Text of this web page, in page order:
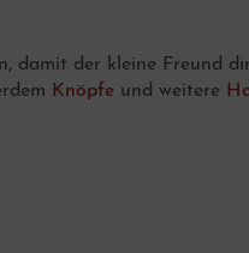
damit der kleine Freund
Knöpfe und weitere